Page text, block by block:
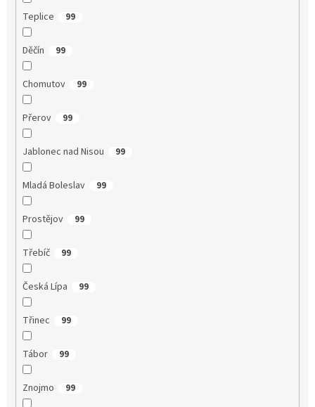
Teplice 99
Děčín 99
Chomutov 99
Přerov 99
Jablonec nad Nisou 99
Mladá Boleslav 99
Prostějov 99
Třebíč 99
Česká Lípa 99
Třinec 99
Tábor 99
Znojmo 99